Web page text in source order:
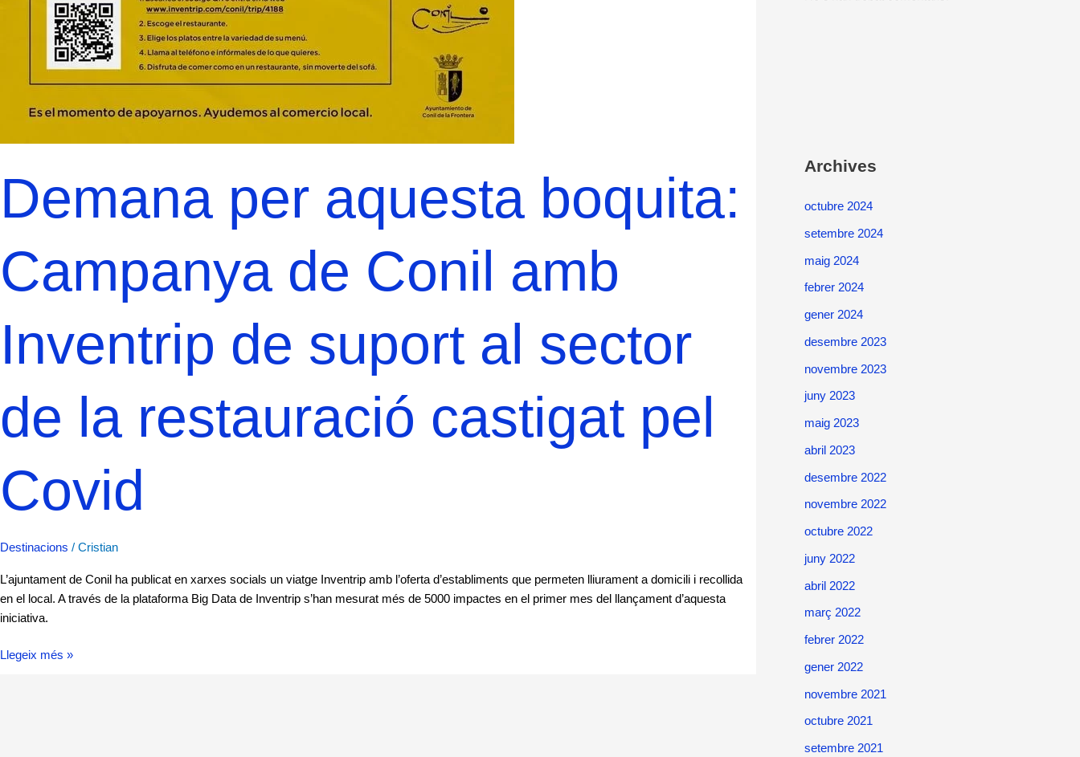
Demana per aquesta boquita:
Campanya de Conil amb
Inventrip de suport al sector
de la restauració castigat pel
Covid
Destinacions / Cristian
L’ajuntament de Conil ha publicat en xarxes socials un viatge Inventrip amb l’oferta d’establiments que permeten lliurament a domicili i recollida
en el local. A través de la plataforma Big Data de Inventrip s’han mesurat més de 5000 impactes en el primer mes del llançament d’aquesta
iniciativa.
Llegeix més »
Archives
octubre 2024
setembre 2024
maig 2024
febrer 2024
gener 2024
desembre 2023
novembre 2023
juny 2023
maig 2023
abril 2023
desembre 2022
novembre 2022
octubre 2022
juny 2022
abril 2022
març 2022
febrer 2022
gener 2022
novembre 2021
octubre 2021
setembre 2021